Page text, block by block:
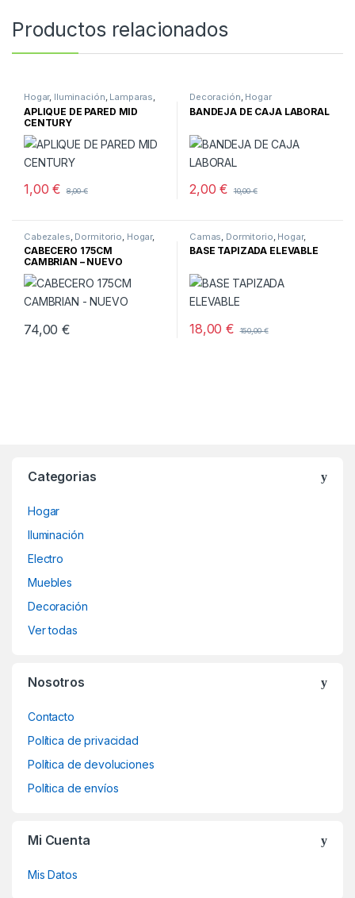
Productos relacionados
Hogar, Iluminación, Lamparas,
Pared
APLIQUE DE PARED MID
CENTURY
1,00€ 8,00€
Decoración, Hogar
BANDEJA DE CAJA LABORAL
2,00€ 10,00€
Cabezales Dormitorio Hogar,
Muebles,Muebles nuevos
CABECERO 175CM
CAMBRIAN – NUEVO
74,00€
Camas Dormitorio Hogar,
Muebles
BASE TAPIZADA ELEVABLE
18,00€ 150,00€
Categorias
Hogar
Iluminación
Electro
Muebles
Decoración
Ver todas
Nosotros
Contacto
Política de privacidad
Política de devoluciones
Política de envíos
Mi Cuenta
Mis Datos